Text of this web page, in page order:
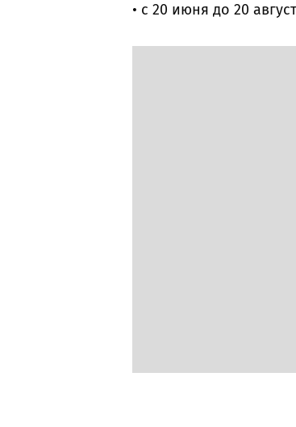
• с 20 июня до 20